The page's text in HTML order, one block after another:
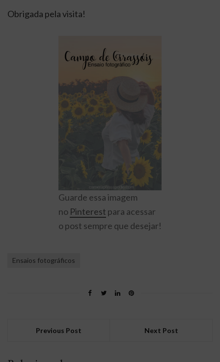
Obrigada pela visita!
Guarde essa imagem
no Pinterest para acessar
o post sempre que desejar!
Ensaios fotográficos
Previous Post Next Post